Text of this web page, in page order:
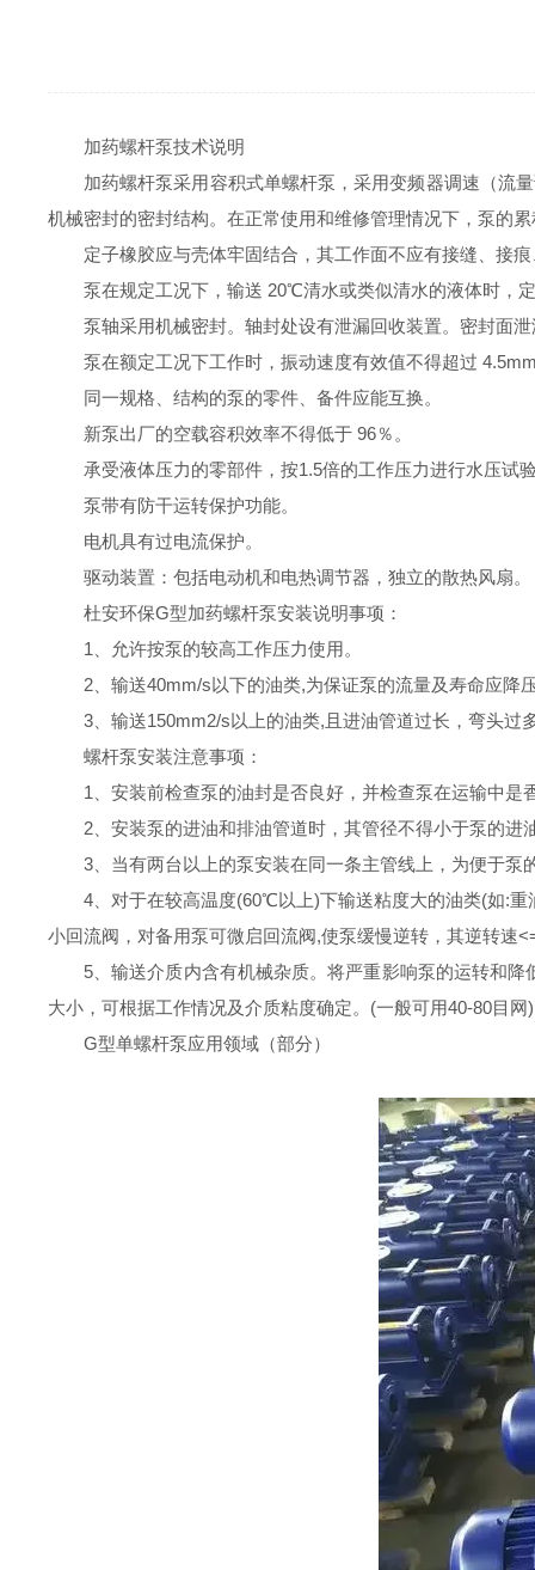
加药螺杆泵技术说明
加药螺杆泵采用容积式单螺杆泵，采用变频器调速（流
机械密封的密封结构。在正常使用和维修管理情况下，泵的
定子橡胶应与壳体牢固结合，其工作面不应有接缝、接
泵在规定工况下，输送 20℃清水或类似清水的液体时，
泵轴采用机械密封。轴封处设有泄漏回收装置。密封面
泵在额定工况下工作时，振动速度有效值不得超过
同一规格、结构的泵的零件、备件应能互换。
新泵出厂的空载容积效率不得低于 96％。
承受液体压力的零部件，按1.5倍的工作压力进行水压试
泵带有防干运转保护功能。
电机具有过电流保护。
驱动装置：包括电动机和电热调节器，独立的散热风扇。
杜安环保G型加药螺杆泵安装说明事项：
1、允许按泵的较高工作压力使用。
2、输送40mm/s以下的油类,为保证泵的流量及寿命应降
3、输送150mm2/s以上的油类,且进油管道过长，弯头
螺杆泵安装注意事项：
1、安装前检查泵的油封是否良好，并检查泵在运输中
2、安装泵的进油和排油管道时，其管径不得小于泵的
3、当有两台以上的泵安装在同一条主管线上，为便于泵
4、对于在较高温度(60℃以上)下输送粘度大的油类(如:
小回流阀，对备用泵可微启回流阀,使泵缓慢逆转，其逆转速
5、输送介质内含有机械杂质。将严重影响泵的运转和
大小，可根据工作情况及介质粘度确定。(一般可用40-80目
G型单螺杆泵应用领域（部分）